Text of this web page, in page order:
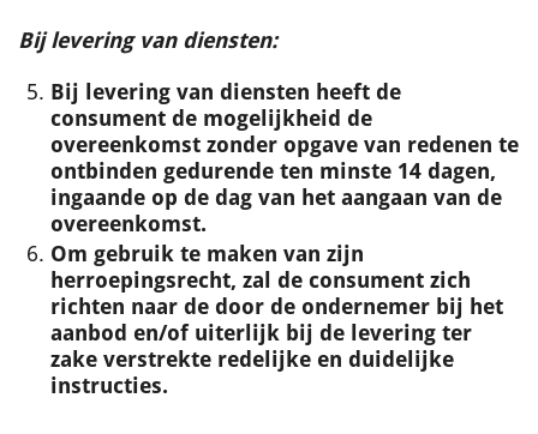
Bij levering van diensten:
Bij levering van diensten heeft de
consument de mogelijkheid de
overeenkomst zonder opgave van redenen te
ontbinden gedurende ten minste 14 dagen,
ingaande op de dag van het aangaan van de
overeenkomst.
Om gebruik te maken van zijn
herroepingsrecht, zal de consument zich
richten naar de door de ondernemer bij het
aanbod en/of uiterlijk bij de levering ter
zake verstrekte redelijke en duidelijke
instructies.